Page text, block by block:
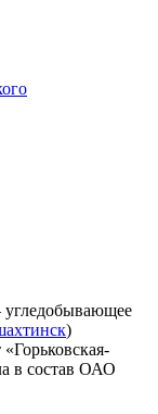
)
в состав ОАО